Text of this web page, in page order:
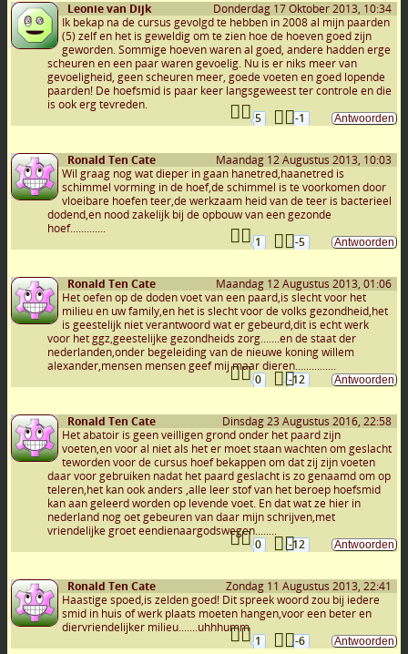
Leonie van Dijk
Donderdag 17 Oktober 2013, 10:34
Ik bekap na de cursus gevolgd te hebben in 2008 al mijn paarden
(5) zelf en het is geweldig om te zien hoe de hoeven goed zijn
geworden. Sommige hoeven waren al goed, andere hadden erge
scheuren en een paar waren gevoelig. Nu is er niks meer van
gevoeligheid, geen scheuren meer, goede voeten en goed lopende
paarden! De hoefsmid is paar keer langsgeweest ter controle en die
is ook erg tevreden.
5
-1
Ronald Ten Cate
Maandag 12 Augustus 2013, 10:03
Wil graag nog wat dieper in gaan hanetred,haanetred is
schimmel vorming in de hoef,de schimmel is te voorkomen door
vloeibare hoefen teer,de werkzaam heid van de teer is bacterieel
dodend,en nood zakelijk bij de opbouw van een gezonde
hoef.............
1
-5
Ronald Ten Cate
Maandag 12 Augustus 2013, 01:06
Het oefen op de doden voet van een paard,is slecht voor het
milieu en uw family,en het is slecht voor de volks gezondheid,het
is geestelijk niet verantwoord wat er gebeurd,dit is echt werk
voor het ggz,geestelijke gezondheids zorg.......en de staat der
nederlanden,onder begeleiding van de nieuwe koning willem
alexander,mensen mensen geef mij maar dieren...............
0
-12
Ronald Ten Cate
Dinsdag 23 Augustus 2016, 22:58
Het abatoir is geen veilligen grond onder het paard zijn
voeten,en voor al niet als het er moet staan wachten om geslacht
teworden voor de cursus hoef bekappen om dat zij zijn voeten
daar voor gebruiken nadat het paard geslacht is zo genaamd om op
teleren,het kan ook anders ,alle leer stof van het beroep hoefsmid
kan aan geleerd worden op levende voet. En dat wat ze hier in
nederland nog oet gebeuren van daar mijn schrijven,met
vriendelijke groet eendienaargodswegen........
0
-12
Ronald Ten Cate
Zondag 11 Augustus 2013, 22:41
Haastige spoed,is zelden goed! Dit spreek woord zou bij iedere
smid in huis of werk plaats moeten hangen,voor een beter en
diervriendelijker milieu.......uhhhumm
1
-6